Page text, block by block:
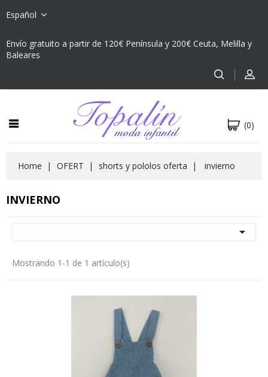
Español
Envío gratuito a partir de 120€ Península y 200€ Ceuta, Melilla y
Baleares
(0)
Home OFERT shorts y pololos oferta invierno
INVIERNO

Mostrando 1-1 de 1 artículo(s)